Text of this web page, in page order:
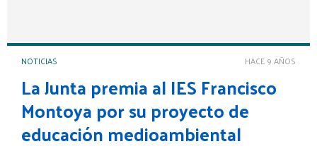
HACE 9 AÑOS
NOTICIAS
La Junta premia al IES Francisco
Montoya por su proyecto de
educación medioambiental